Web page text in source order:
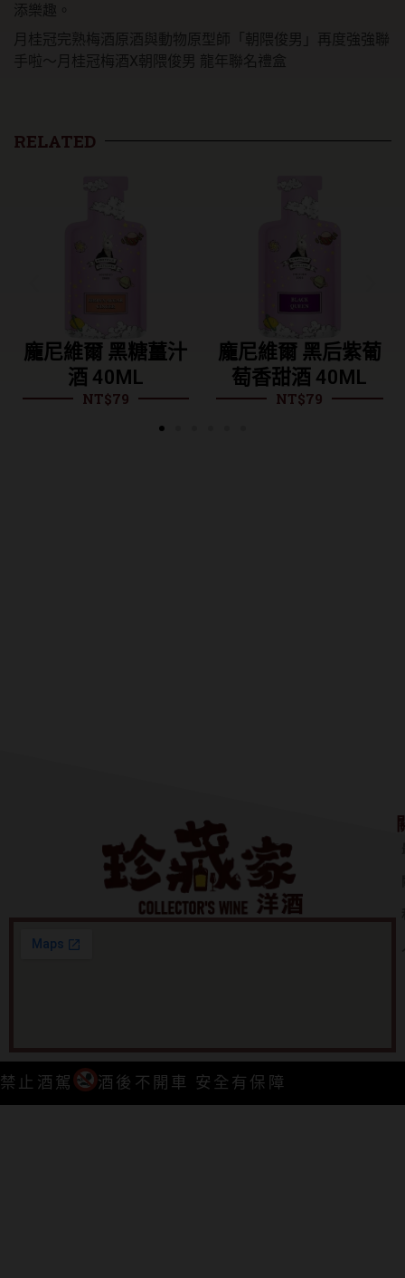
添樂趣。
月桂冠完熟梅酒原酒與動物原型師「朝隈俊男」再度強強聯
手啦～月桂冠梅酒X朝隈俊男 龍年聯名禮盒
RELATED
糖薑汁
龐尼維爾 黑后紫葡
萄香甜酒 40ML
NT$79
龐尼維爾
NT$
禁止酒駕 酒後不開車 安全有保障